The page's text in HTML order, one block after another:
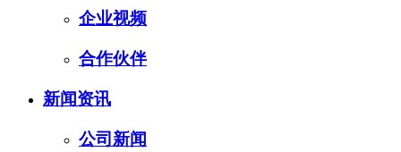
企业视频
合作伙伴
新闻资讯
公司新闻